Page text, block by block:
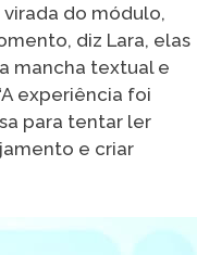
virada do módulo,
diz Lara, elas
mancha textual e
experiência foi
para tentar ler
e criar